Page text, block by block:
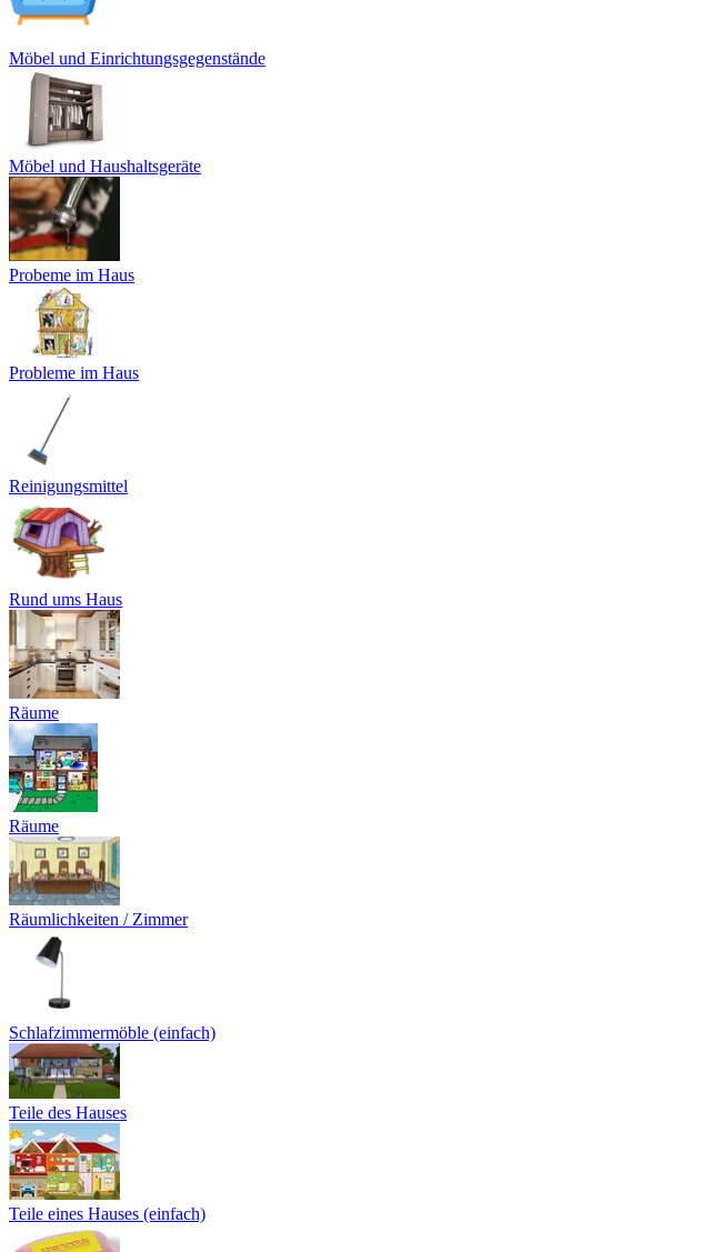
Möbel und Einrichtungsgegenstände
Möbel und Haushaltsgeräte
Probeme im Haus
Probleme im Haus
Reinigungsmittel
Rund ums Haus
Räume
Räume
Räumlichkeiten / Zimmer
Schlafzimmermöble (einfach)
Teile des Hauses
Teile eines Hauses (einfach)